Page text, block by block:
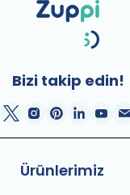
Bizi takip edin!
Ürünlerimiz